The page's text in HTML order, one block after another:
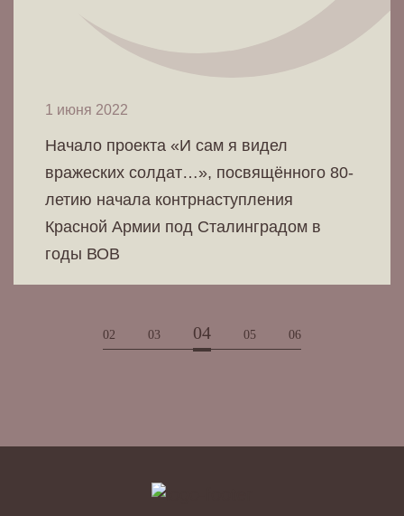
1 июня 2022
Начало проекта «И сам я видел
вражеских солдат…», посвящённого 80-
летию начала контрнаступления
Красной Армии под Сталинградом в
годы ВОВ
02 03 04 05 06